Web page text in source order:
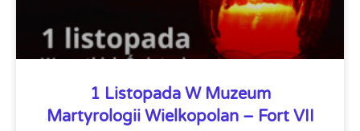
1 Listopada W Muzeum
Martyrologii Wielkopolan – Fort VII